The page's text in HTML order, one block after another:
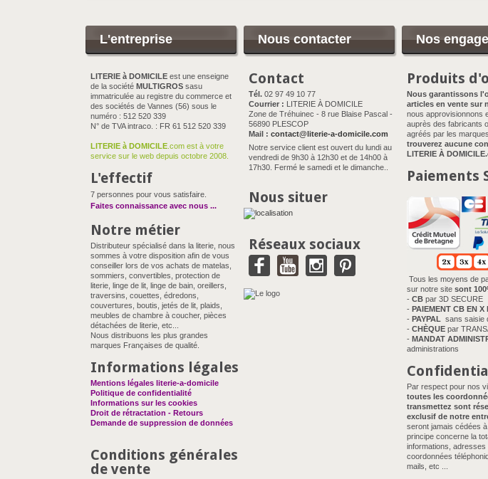
L'entreprise
LITERIE à DOMICILE est une enseigne
de la société MULTIGROS sasu
immatriculée au registre du commerce et
des sociétés de Vannes (56) sous le
numéro : 512 520 339
N° de TVA intraco. : FR 61 512 520 339
LITERIE à DOMICILE .com est à votre
service sur le web depuis octobre 2008.
L'effectif
7 personnes pour vous satisfaire.
Faites connaissance avec nous ...
Notre métier
Distributeur spécialisé dans la literie, nous
sommes à votre disposition afin de vous
conseiller lors de vos achats de matelas,
sommiers, convertibles, protection de
literie, linge de lit, linge de bain, oreillers,
traversins, couettes, édredons,
couvertures, boutis, jetés de lit, plaids,
meubles de chambre à coucher, pièces
détachées de literie, etc...
Nous distribuons les plus grandes
marques Françaises de qualité.
Informations légales
Mentions légales literie-a-domicile
Politique de confidentialité
Informations sur les cookies
Droit de rétractation - Retours
Demande de suppression de données
Conditions générales
de vente
Nous contacter
Contact
Tél. 02 97 49 10 77
Courrier : LITERIE À DOMICILE
Zone de Tréhuinec - 8 rue Blaise Pascal -
56890 PLESCOP
Mail : contact@literie-a-domicile.com
Notre service client est ouvert du lundi au
vendredi de 9h30 à 12h30 et de 14h00 à
17h30. Fermé le samedi et le dimanche..
Nous situer
Réseaux sociaux
Nos
Produits
Nous garantissons
articles en vente sur
nous approvisionnons
auprès des fabricants
agréés par les
trouverez aucune
LITERIE À
Paiements
Tous les moyens de
sur notre site sont
- CB par 3D SECURE
- PAIEMENT CB EN X
- PAYPAL sans saisie
- CHÈQUE par
- MANDAT
administrations
Par respect pour nos
toutes les
transmettez sont
exclusif de notre
seront jamais cédées
principe concerne la
informations, adresses
coordonnées
mails, etc ...